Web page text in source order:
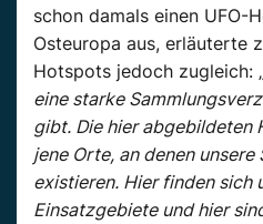
schon damals einen
Osteuropa aus, erläuterte
Hotspots jedoch zugleich:
eine starke
gibt. Die hier abgebildeten
jene Orte, an denen
existieren. Hier finden sich
Einsatzgebiete und hier